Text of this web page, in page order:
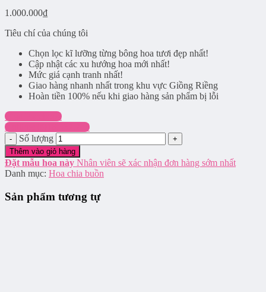
1.000.000₫
Tiêu chí của chúng tôi
Chọn lọc kĩ lưỡng từng bông hoa tươi đẹp nhất!
Cập nhật các xu hướng hoa mới nhất!
Mức giá cạnh tranh nhất!
Giao hàng nhanh nhất trong khu vực Giồng Riềng
Hoàn tiền 100% nếu khi giao hàng sản phẩm bị lỗi
Chat Facebook
Hotline: 0916.337.745
Số lượng
Thêm vào giỏ hàng
Đặt mẫu hoa này Nhân viên sẽ xác nhận đơn hàng sớm nhất
Danh mục: Hoa chia buồn
Sản phẩm tương tự